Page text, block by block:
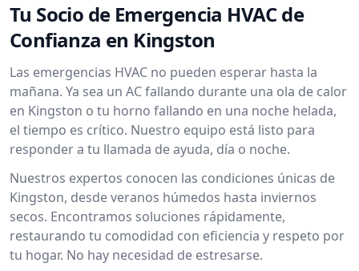
Tu Socio de Emergencia HVAC de
Confianza en Kingston
Las emergencias HVAC no pueden esperar hasta la
mañana. Ya sea un AC fallando durante una ola de calor
en Kingston o tu horno fallando en una noche helada,
el tiempo es crítico. Nuestro equipo está listo para
responder a tu llamada de ayuda, día o noche.
Nuestros expertos conocen las condiciones únicas de
Kingston, desde veranos húmedos hasta inviernos
secos. Encontramos soluciones rápidamente,
restaurando tu comodidad con eficiencia y respeto por
tu hogar. No hay necesidad de estresarse.